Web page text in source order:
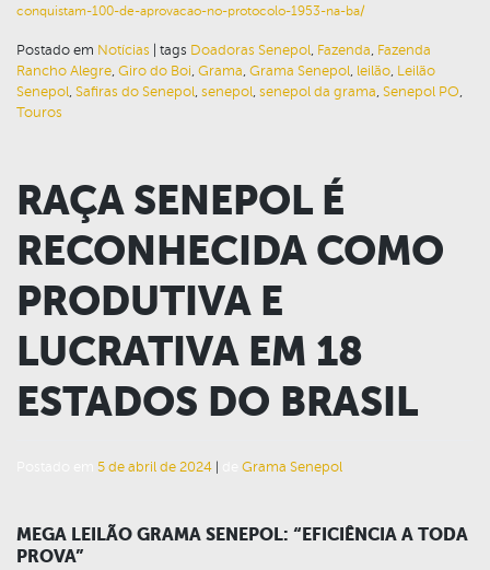
conquistam-100-de-aprovacao-no-protocolo-1953-na-ba/
Postado em Notícias tags Doadoras Senepol Fazenda Fazenda
Rancho Alegre Giro do Boi Grama Grama Senepol leilão Leilão
Senepol Safiras do Senepol senepol senepol da grama Senepol PO
Touros
RAÇA SENEPOL É
RECONHECIDA COMO
PRODUTIVA E
LUCRATIVA EM 18
ESTADOS DO BRASIL
5 de abril de 2024 | Grama Senepol
MEGA LEILÃO GRAMA SENEPOL: “EFICIÊNCIA A TODA
PROVA”